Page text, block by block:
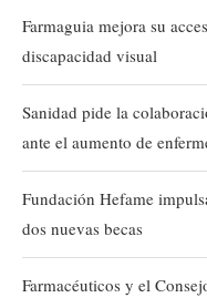
Farmaguia mejora su
discapacidad visual
Sanidad pide la
ante el aumento de
Fundación Hefame
dos nuevas becas
Farmacéuticos y el